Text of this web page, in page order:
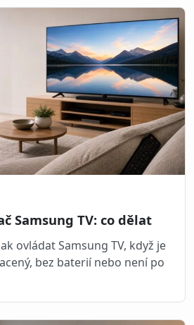
Samsung TV: co dělat
ovládat Samsung TV, když je
bez baterií nebo není po